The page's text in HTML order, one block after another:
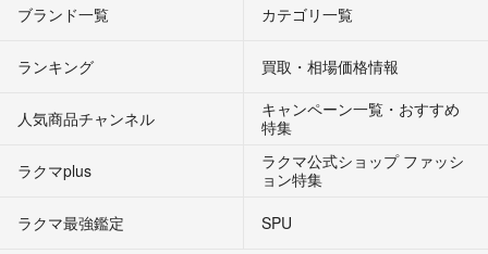
ブランド一覧 カテゴリ一覧
ランキング 買取・相場価格情報
人気商品チャンネル
キャンペーン一覧・おすすめ
特集
ラクマplus
ラクマ公式ショップ ファッシ
ョン特集
ラクマ最強鑑定
SPU